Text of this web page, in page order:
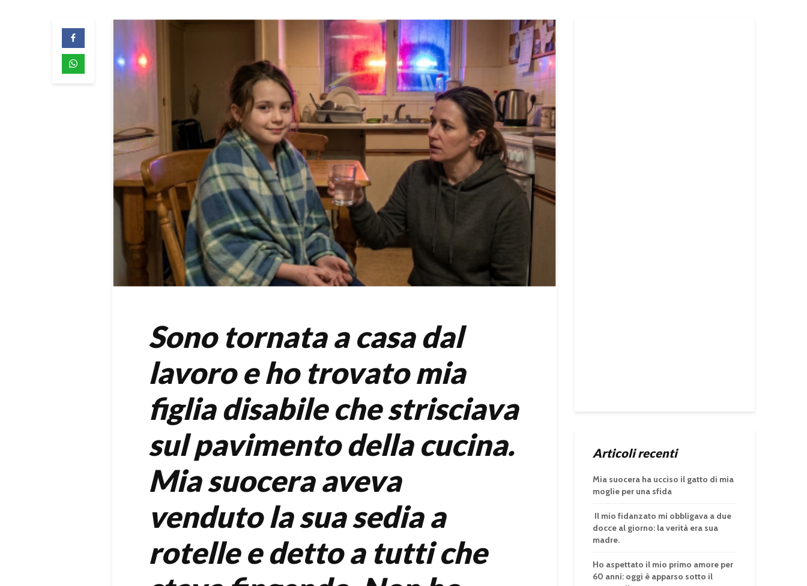
Sono tornata a casa dal
lavoro e ho trovato mia
figlia disabile che strisciava
sul pavimento della cucina.
Mia suocera aveva
venduto la sua sedia a
rotelle e detto a tutti che
Articoli recenti
Mia suocera ha ucciso il gatto di mia
moglie per una sfida
Il mio fidanzato mi obbligava a due
docce al giorno: la verità era sua
madre.
Ho aspettato il mio primo amore per
60 anni: oggi è apparso sotto il